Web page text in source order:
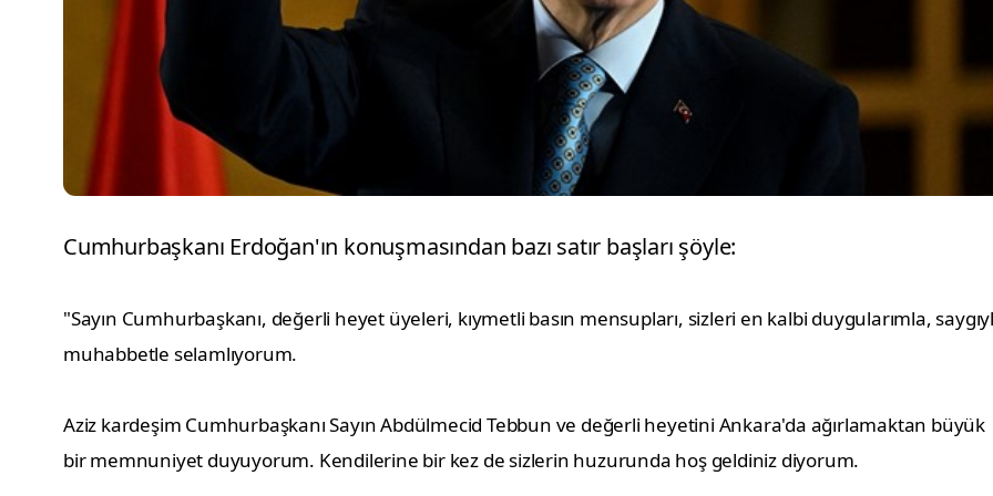
Cumhurbaşkanı Erdoğan'ın konuşmasından bazı satır başları şöyle:
"Sayın Cumhurbaşkanı, değerli heyet üyeleri, kıymetli basın mensupları, sizleri en kalbi duygularımla,
muhabbetle selamlıyorum.
Aziz kardeşim Cumhurbaşkanı Sayın Abdülmecid Tebbun ve değerli heyetini Ankara'da ağırlamaktan büyük
bir memnuniyet duyuyorum. Kendilerine bir kez de sizlerin huzurunda hoş geldiniz diyorum.